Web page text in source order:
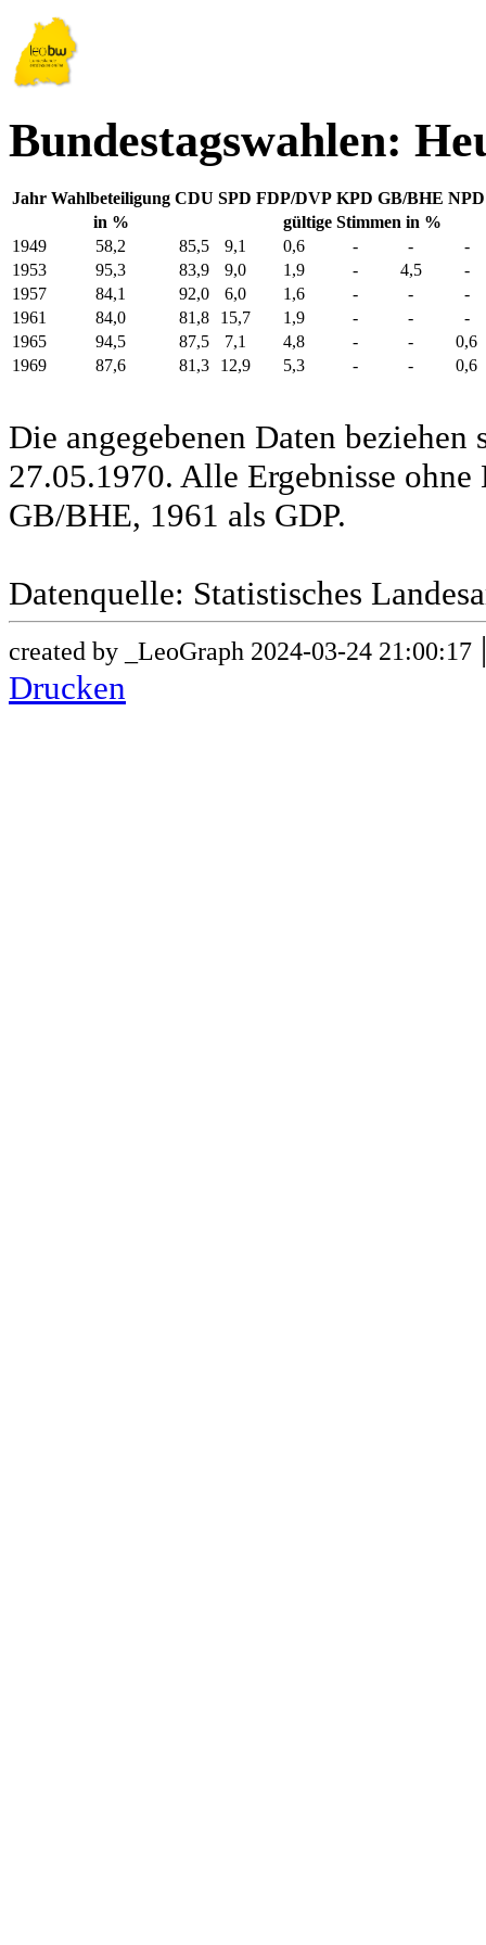
Bundestagswahlen:
Jahr Wahlbeteiligung CDU SPD FDP/DVP KPD GB/BHE NPD
in %
gültige Stimmen in %
1949
58,2 85,5 9,1 0,6 - -
-
1953
95,3 83,9 9,0 1,9 - 4,5
-
1957
84,1 92,0 6,0 1,6 - -
-
1961
84,0 81,8 15,7 1,9 - -
-
1965
94,5 87,5 7,1 4,8 - -
0,6
1969
87,6 81,3 12,9 5,3 - - 0,6
Die angegebenen Daten
27.05.1970. Alle Ergebnisse
GB/BHE, 1961 als GDP.
Datenquelle: Statistisches
created by _LeoGraph 2024-03-24 21:00:17
Drucken